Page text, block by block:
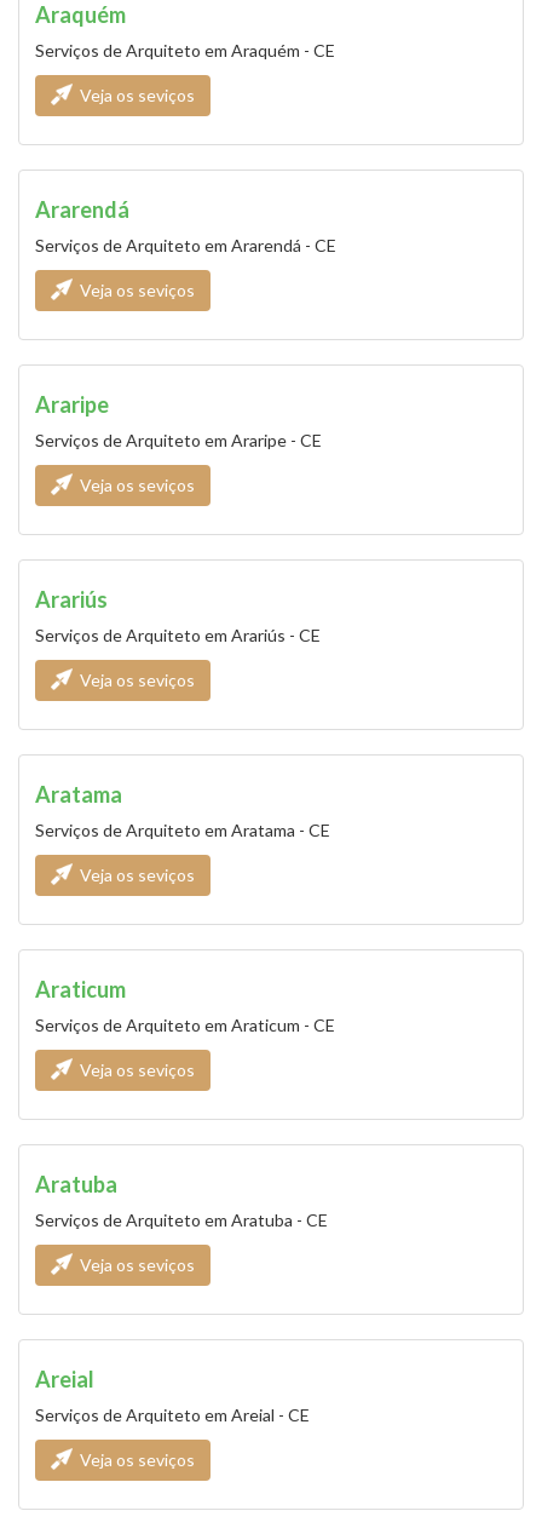
Araquém
Serviços de Arquiteto em Araquém - CE
Veja os seviços
Ararendá
Serviços de Arquiteto em Ararendá - CE
Veja os seviços
Araripe
Serviços de Arquiteto em Araripe - CE
Veja os seviços
Arariús
Serviços de Arquiteto em Arariús - CE
Veja os seviços
Aratama
Serviços de Arquiteto em Aratama - CE
Veja os seviços
Araticum
Serviços de Arquiteto em Araticum - CE
Veja os seviços
Aratuba
Serviços de Arquiteto em Aratuba - CE
Veja os seviços
Areial
Serviços de Arquiteto em Areial - CE
Veja os seviços